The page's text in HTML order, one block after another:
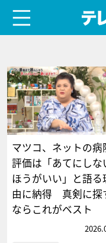
マツコ、ネットの病
評価は「あてにしな
ほうがいい」と語る
由に納得 真剣に探
ならこれがベスト